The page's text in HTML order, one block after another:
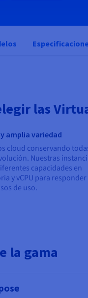
las
amplia variedad
cloud conservando
Nuestras
capacidades en
y vCPU para responder
de uso.
la gama